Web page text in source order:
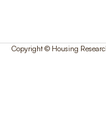
Copyright © Housing